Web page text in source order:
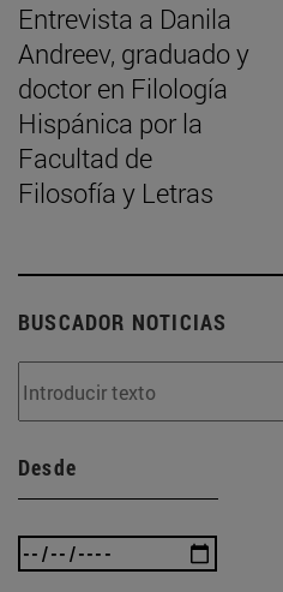
Entrevista a Danila
Andreev, graduado y
doctor en Filología
Hispánica por la
Facultad de
Filosofía y Letras
BUSCADOR NOTICIAS
Desde